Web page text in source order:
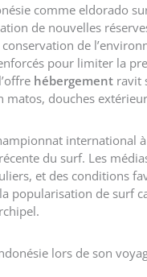
comme eldorado
de nouvelles
conservation de
pour limiter la
hébergement ravit
matos, douches
international à
du surf. Les
et des conditions
popularisation de surf
lors de son